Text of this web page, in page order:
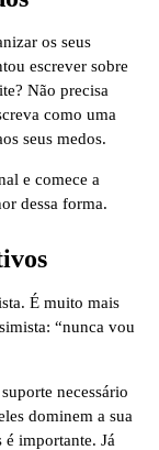
os seus
escrever sobre
Não precisa
como uma
seus medos.
e comece a
dessa forma.
É muito mais
“nunca vou
necessário
dominem a sua
importante. Já